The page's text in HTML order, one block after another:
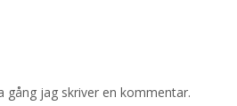
gång jag skriver en kommentar.